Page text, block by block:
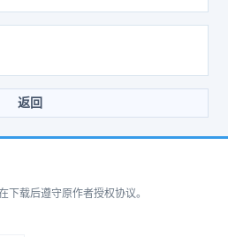
返回
下载后遵守原作者授权协议。